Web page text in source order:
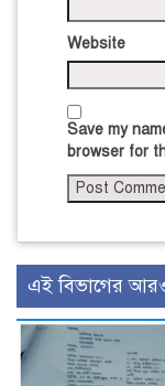
Website
Save my
browser for
এই বিভাগের